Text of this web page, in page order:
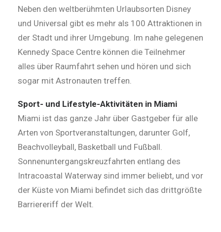
Search
Neben den weltberühmten Urlaubsorten Disney
und Universal gibt es mehr als 100 Attraktionen in
der Stadt und ihrer Umgebung. Im nahe gelegenen
Kennedy Space Centre können die Teilnehmer
alles über Raumfahrt sehen und hören und sich
sogar mit Astronauten treffen.
Sport- und Lifestyle-Aktivitäten in Miami
Miami ist das ganze Jahr über Gastgeber für alle
Arten von Sportveranstaltungen, darunter Golf,
Beachvolleyball, Basketball und Fußball.
Sonnenuntergangskreuzfahrten entlang des
Intracoastal Waterway sind immer beliebt, und vor
der Küste von Miami befindet sich das drittgrößte
Barriereriff der Welt.